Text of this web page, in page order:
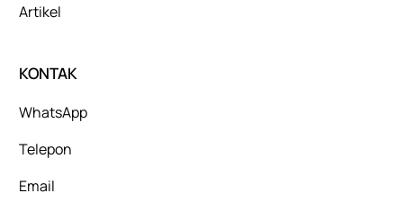
Artikel
KONTAK
WhatsApp
Telepon
Email